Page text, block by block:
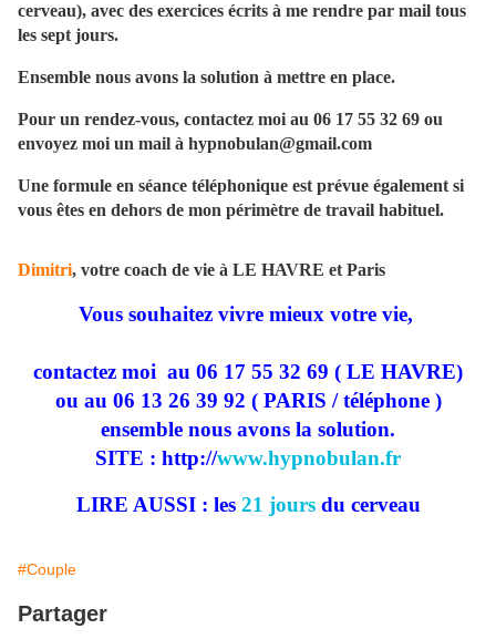
cerveau), avec des exercices écrits à me rendre par mail tous
les sept jours.
Ensemble nous avons la solution à mettre en place.
Pour un rendez-vous, contactez moi au 06 17 55 32 69 ou
envoyez moi un mail à hypnobulan@gmail.com
Une formule en séance téléphonique est prévue également si
vous êtes en dehors de mon périmètre de travail habituel.
Dimitri, votre coach de vie à LE HAVRE et Paris
Vous souhaitez vivre mieux votre vie,
contactez moi au 06 17 55 32 69 ( LE HAVRE)
ou au 06 13 26 39 92 ( PARIS / téléphone )
ensemble nous avons la solution.
SITE : http://www.hypnobulan.fr
LIRE AUSSI : les 21 joursdu cerveau
#Couple
Partager